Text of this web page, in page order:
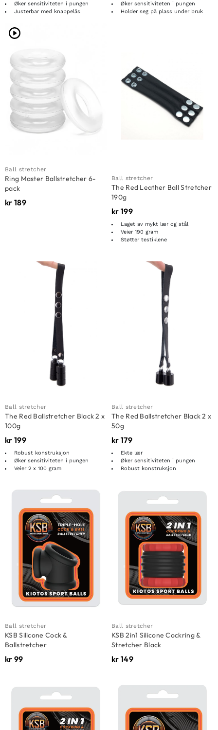
Øker sensitiviteten i pungen
Justerbar med knappelås
Øker sensitiviteten i pungen
Holder seg på plass under bruk
Ball stretcher
Ring Master Ballstretcher 6-
pack
kr 189
Ball stretcher
The Red Leather Ball Stretcher
190g
kr 199
Laget av mykt lær og stål
Veier 190 gram
Støtter testiklene
Ball stretcher
The Red Ballstretcher Black 2 x
100g
kr 199
Robust konstruksjon
Øker sensitiviteten i pungen
Veier 2 x 100 gram
Ball stretcher
The Red Ballstretcher Black 2 x
50g
kr 179
Ekte lær
Øker sensitiviteten i pungen
Robust konstruksjon
Ball stretcher
KSB Silicone Cock &
Ballstretcher
kr 99
Ball stretcher
KSB 2in1 Silicone Cockring &
Stretcher Black
kr 149